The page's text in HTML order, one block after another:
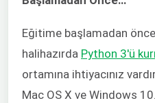
Eğitime başlamadan
halihazırda Python 3'ü
ortamına ihtiyacınız
Mac OS X ve Windows 10.